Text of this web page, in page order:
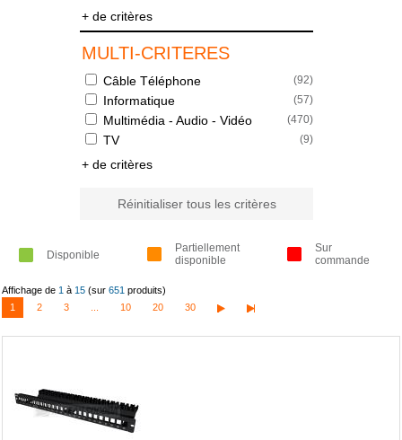
+ de critères
MULTI-CRITERES
Câble Téléphone (92)
Informatique (57)
Multimédia - Audio - Vidéo (470)
TV (9)
+ de critères
Réinitialiser tous les critères
Disponible
Partiellement
disponible
Sur
commande
Affichage de 1 à 15 (sur 651 produits)
1
2 3 10 20 30